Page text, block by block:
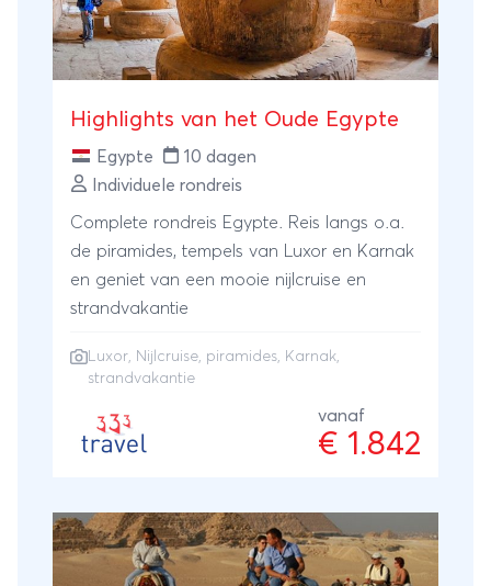
Highlights van het Oude Egypte
Egypte
10 dagen
Individuele rondreis
Complete rondreis Egypte. Reis langs o.a.
de piramides, tempels van Luxor en Karnak
en geniet van een mooie nijlcruise en
strandvakantie
Luxor, Nijlcruise, piramides, Karnak,
strandvakantie
vanaf
€ 1.842